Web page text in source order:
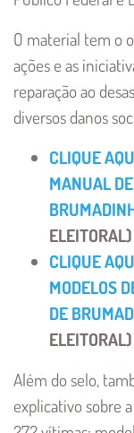
O material tem o
ações e as
reparação ao
diversos danos
CLIQUE
MANUAL
ELEITORAL)
CLIQUE
MODELOS
DE
ELEITORAL)
Além do selo,
explicativo sobre